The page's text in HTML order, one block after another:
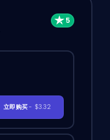
立即购买- $3.32